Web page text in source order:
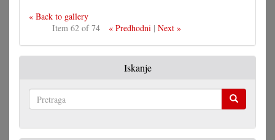
« Back to gallery
Item 62 of 74
« Predhodni| Next »
Iskanje